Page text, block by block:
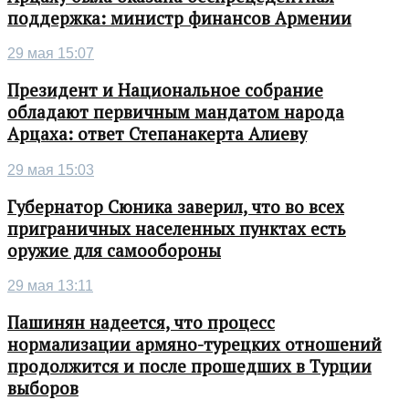
поддержка: министр финансов Армении
29 мая 15:07
Президент и Национальное собрание
обладают первичным мандатом народа
Арцаха: ответ Степанакерта Алиеву
29 мая 15:03
Губернатор Сюника заверил, что во всех
приграничных населенных пунктах есть
оружие для самообороны
29 мая 13:11
Пашинян надеется, что процесс
нормализации армяно-турецких отношений
продолжится и после прошедших в Турции
выборов